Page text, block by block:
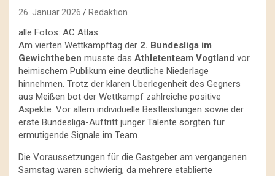
26. Januar 2026 Redaktion
alle Fotos: AC Atlas
Am vierten Wettkampftag der 2. Bundesliga im
Gewichtheben musste das Athletenteam Vogtland vor
heimischem Publikum eine deutliche Niederlage
hinnehmen. Trotz der klaren Überlegenheit des Gegners
aus Meißen bot der Wettkampf zahlreiche positive
Aspekte. Vor allem individuelle Bestleistungen sowie der
erste Bundesliga-Auftritt junger Talente sorgten für
ermutigende Signale im Team.
Die Voraussetzungen für die Gastgeber am vergangenen
Samstag waren schwierig, da mehrere etablierte